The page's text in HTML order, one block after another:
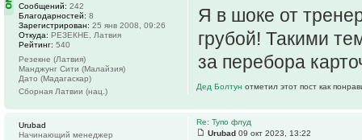
Я в шоке от
грубой! Такими
за перебора
Дед Болтун отметил этот пост как
Сообщений: 242
Благодарностей: 8
Зарегистрирован: 25 янв 2008, 09:26
Откуда: РЕЗЕКНЕ, Латвия
Рейтинг: 540
Резекне (Латвия)
Манджунг Сити (Малайзия)
Дато (Мадагаскар)
Сборная Латвии (нац.)
Re: Тупо флуд
Urubad 09 окт 2023, 13:22
Urubad
Начинающий менеджер